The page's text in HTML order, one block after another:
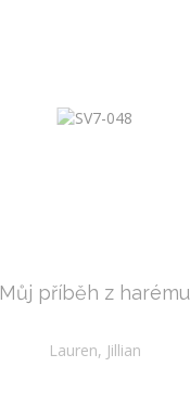
Můj příběh z harému
Lauren, Jillian